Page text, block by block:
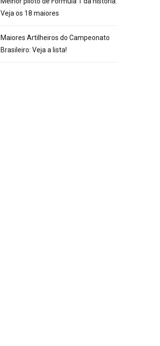
Veja os 18 maiores
Maiores Artilheiros do Campeonato
Brasileiro: Veja a lista!